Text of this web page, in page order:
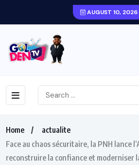
AUGUST 10, 2026
Home
actualite
Face au chaos sécuritaire, la PNH lance
reconstruire la confiance et moderniser